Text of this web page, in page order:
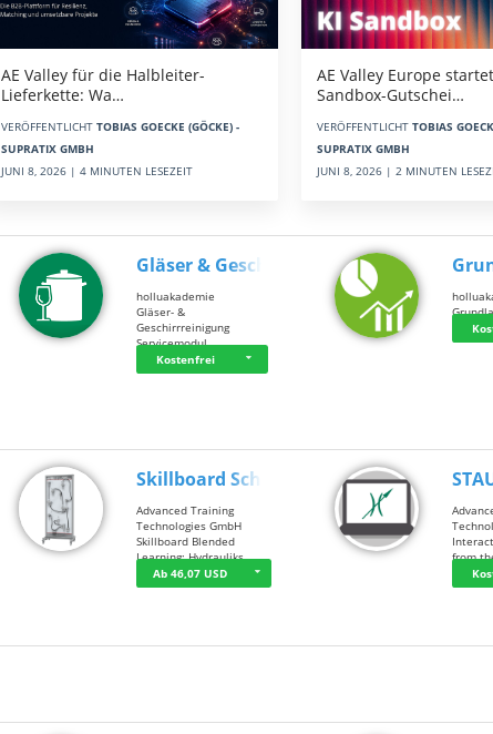
AE Valley für die Halbleiter-
Lieferkette: Wa…
VERÖFFENTLICHT TOBIAS GOECKE (GÖCKE) -
SUPRATIX GMBH
JUNI 8, 2026 | 4 MINUTEN LESEZEIT
AE Valley Europe
Sandbox-Gutschei…
VERÖFFENTLICHT TOBIAS
SUPRATIX GMBH
JUNI 8, 2026 | 2 MINUTEN
Gläser & Geschi…
holluakademie
Gläser- &
Geschirrreinigung
Servicemodul
Kostenfrei
Skillboard Schl…
Advanced Training
Technologies GmbH
Skillboard Blended
Learning: Hydrauliks…
Ab 46,07 USD
from